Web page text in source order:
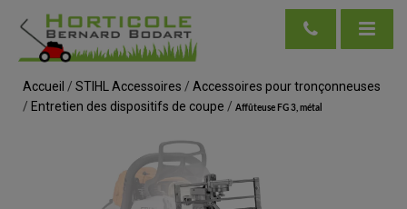
Accueil / STIHL Accessoires / Accessoires pour tronçonneuses
/ Entretien des dispositifs de coupe / Affûteuse FG 3, métal